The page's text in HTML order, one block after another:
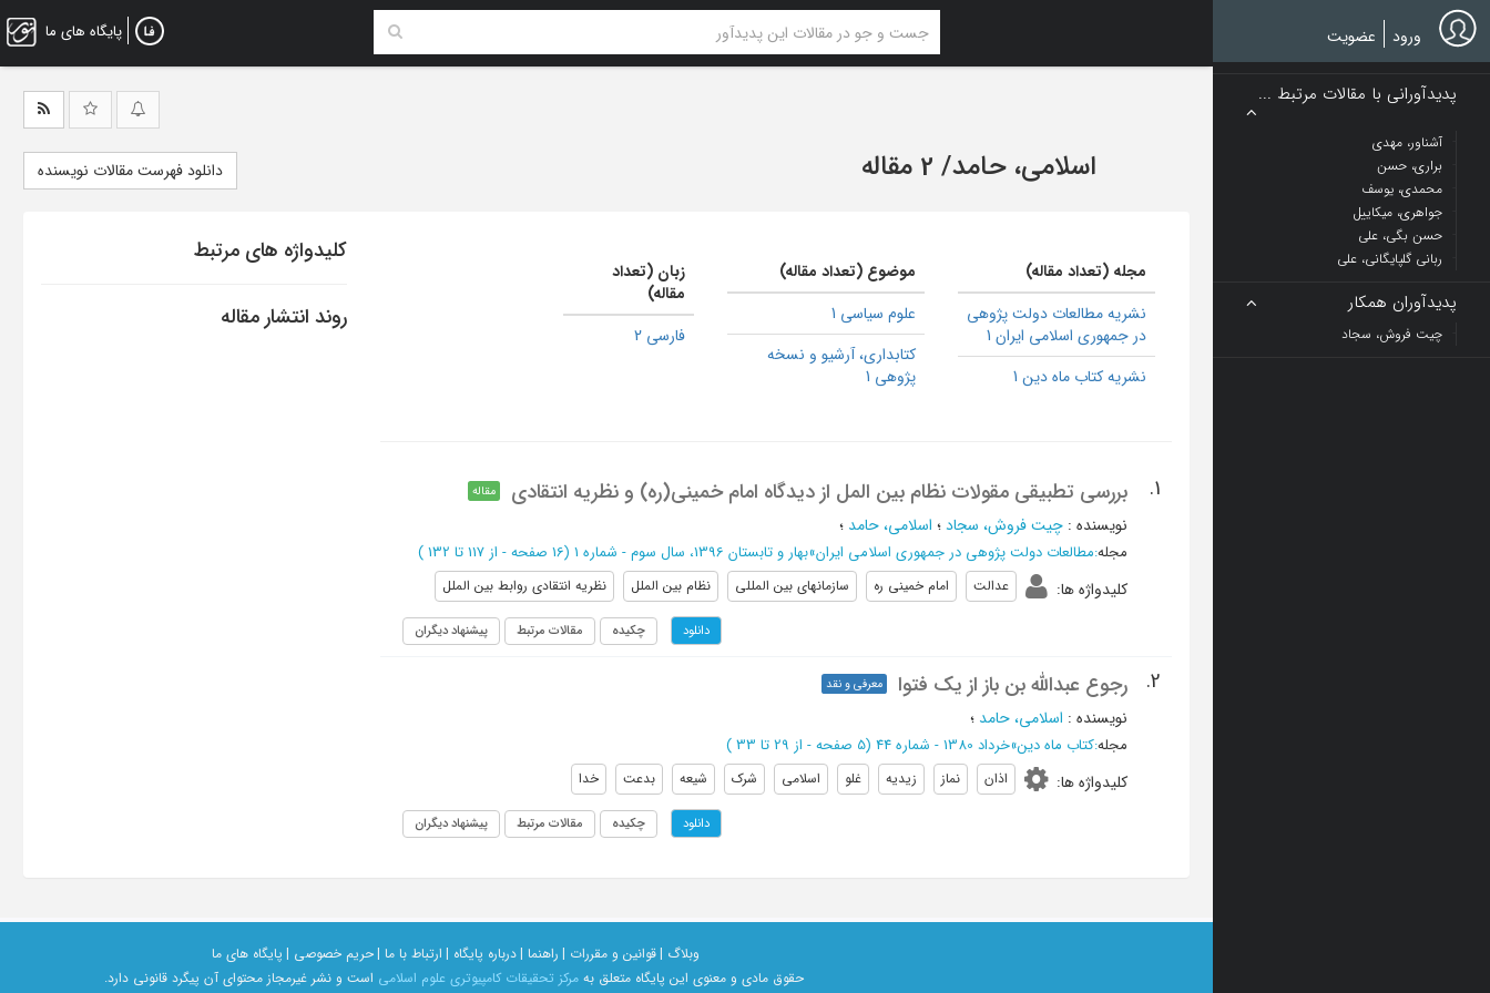
Skip
to
main
پایگاه های ما ورود عضویت
پدیدآورانی با مقالات مرتبط ...
آشناور، مهدی
براری، حسن
محمدی، یوسف
جواهری، میکاییل
حسن بگی، علی
ربانی گلپایگانی، علی
پدیدآوران همکار
چیت فروش، سجاد
اسلامی، حامد/ 2 مقاله دانلود فهرست مقالات نویسنده
مجله (تعداد مقاله)
نشریه مطالعات دولت پژوهی
در جمهوری اسلامی ایران 1
نشریه کتاب ماه دین 1
موضوع (تعداد مقاله)
علوم سیاسی 1
كتابداری، آرشیو و نسخه
پژوهی 1
زبان (تعداد
مقاله)
فارسی 2
1. بررسی تطبیقی مقولات نظام بین المل از دیدگاه امام خمینی(ره) و نظریه انتقادی مقاله
نویسنده : چیت فروش، سجاد؛ اسلامی، حامد ؛
مجله:مطالعات دولت پژوهی در جمهوری اسلامی ایران»بهار و تابستان 1396، سال سوم - شماره 1 (‎16 صفحه - از 117 تا 132 )
کلیدواژه ها: عدالت امام خمینی ره سازمانهای بین المللی نظام بین الملل نظریه انتقادی روابط بین الملل
دانلود چکیده مقالات مرتبط پیشنهاد دیگران
2. رجوع عبدالله بن باز از یک فتوا معرفی و نقد
نویسنده : اسلامی، حامد ؛
مجله:کتاب ماه دین»خرداد 1380 - شماره 44 (‎5 صفحه - از 29 تا 33 )
کلیدواژه ها: اذان نماز زیدیه غلو اسلامی شرک شیعه بدعت خدا
دانلود چکیده مقالات مرتبط پیشنهاد دیگران
کلیدواژه های مرتبط
روند انتشار مقاله
وبلاگ |قوانین و مقررات | راهنما |درباره پایگاه | ارتباط با ما |حریم خصوصی | پایگاه های ما
حقوق مادی و معنوی اين پايگاه متعلق به مرکز تحقیقات کامپیوتری علوم اسلامی است و نشر غیرمجاز محتوای آن پیگرد قانونی دارد.